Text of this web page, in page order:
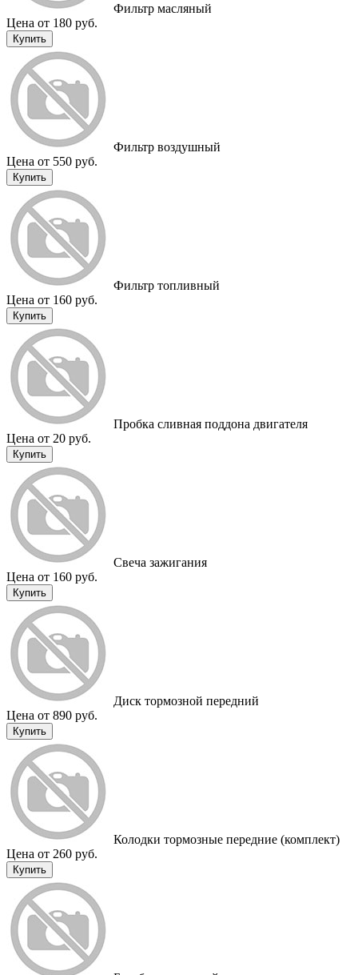
Фильтр масляный
Цена от 180 руб.
Купить
Фильтр воздушный
Цена от 550 руб.
Купить
Фильтр топливный
Цена от 160 руб.
Купить
Пробка сливная поддона двигателя
Цена от 20 руб.
Купить
Свеча зажигания
Цена от 160 руб.
Купить
Диск тормозной передний
Цена от 890 руб.
Купить
Колодки тормозные передние (комплект)
Цена от 260 руб.
Купить